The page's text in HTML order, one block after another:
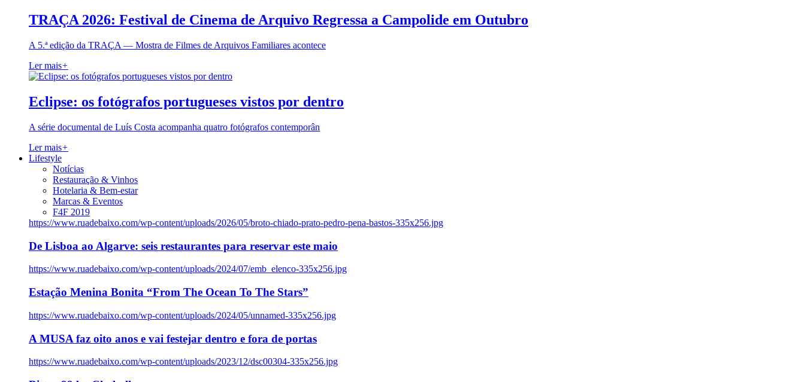
TRAÇA 2026: Festival de Cinema de Arquivo Regressa a Campolide em Outubro
A 5.ª edição da TRAÇA — Mostra de Filmes de Arquivos Familiares acontece
Ler mais+
Eclipse: os fotógrafos portugueses vistos por dentro
A série documental de Luís Costa acompanha quatro fotógrafos contemporân
Ler mais+
Lifestyle
Notícias
Restauração & Vinhos
Hotelaria & Bem-estar
Marcas & Eventos
F4F 2019
https://www.ruadebaixo.com/wp-content/uploads/2026/05/broto-chiado-prato-pedro-pena-bastos-335x256.jpg
De Lisboa ao Algarve: seis restaurantes para reservar este maio
https://www.ruadebaixo.com/wp-content/uploads/2024/07/emb_elenco-335x256.jpg
Estação Menina Bonita “From The Ocean To The Stars”
https://www.ruadebaixo.com/wp-content/uploads/2024/05/unnamed-335x256.jpg
A MUSA faz oito anos e vai festejar dentro e fora de portas
https://www.ruadebaixo.com/wp-content/uploads/2023/12/dsc00304-335x256.jpg